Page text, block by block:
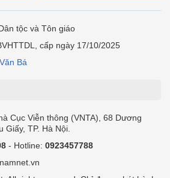
tộc và Tôn giáo
cấp ngày 17/10/2025
Bá
Cục Viễn thông (VNTA), 68 Dương
TP. Hà Nội.
- Hotline: 0923457788